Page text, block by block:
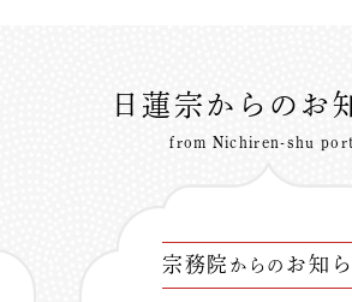
日蓮宗からのお
from Nichiren-shu
宗務院 からの お知